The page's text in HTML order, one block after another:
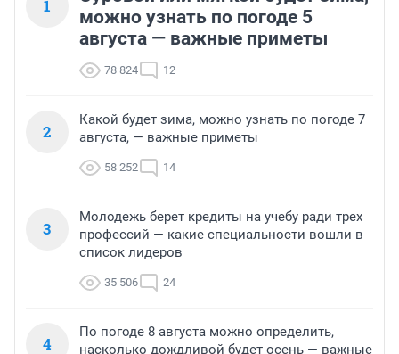
1
можно узнать по погоде 5
августа — важные приметы
78 824 12
2
Какой будет зима, можно узнать по погоде 7
августа, — важные приметы
58 252 14
3
Молодежь берет кредиты на учебу ради трех
профессий — какие специальности вошли в
список лидеров
35 506 24
4
По погоде 8 августа можно определить,
насколько дождливой будет осень — важные